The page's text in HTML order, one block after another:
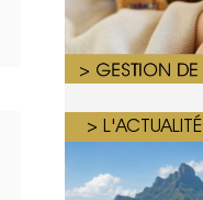
> L'ACTUALITÉ